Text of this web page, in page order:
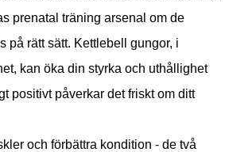
prenatal träning arsenal om de
på rätt sätt. Kettlebell gungor, i
kan öka din styrka och uthållighet
positivt påverkar det friskt om ditt
och förbättra kondition - de två